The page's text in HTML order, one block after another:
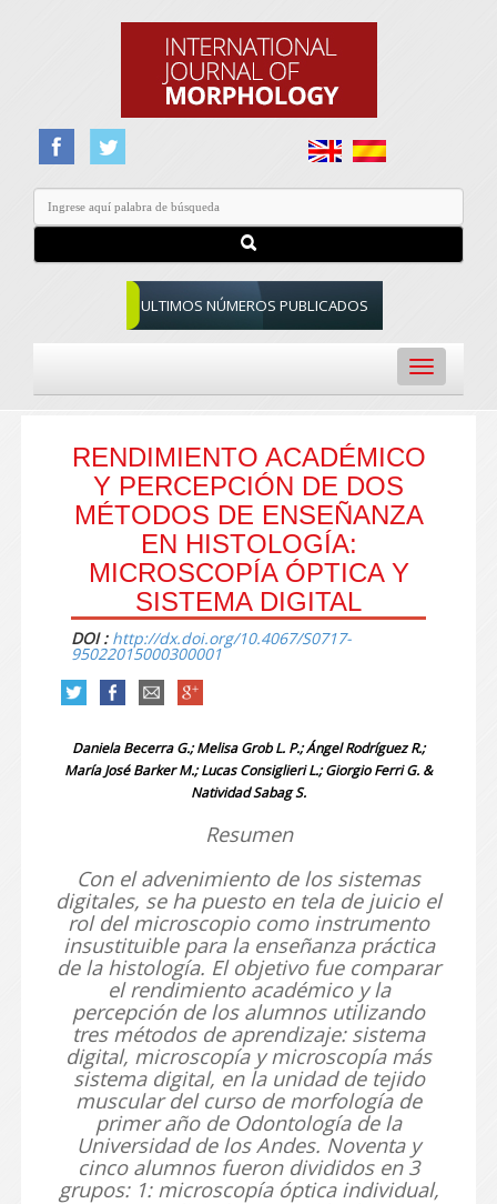
ULTIMOS NÚMEROS PUBLICADOS
Toggle
navigation
RENDIMIENTO ACADÉMICO
Y PERCEPCIÓN DE DOS
MÉTODOS DE ENSEÑANZA
EN HISTOLOGÍA:
MICROSCOPÍA ÓPTICA Y
SISTEMA DIGITAL
DOI : http://dx.doi.org/10.4067/S0717-
95022015000300001
Daniela Becerra G.; Melisa Grob L. P.; Ángel Rodríguez R.;
María José Barker M.; Lucas Consiglieri L.; Giorgio Ferri G. &
Natividad Sabag S.
Resumen
Con el advenimiento de los sistemas
digitales, se ha puesto en tela de juicio el
rol del microscopio como instrumento
insustituible para la enseñanza práctica
de la histología. El objetivo fue comparar
el rendimiento académico y la
percepción de los alumnos utilizando
tres métodos de aprendizaje: sistema
digital, microscopía y microscopía más
sistema digital, en la unidad de tejido
muscular del curso de morfología de
primer año de Odontología de la
Universidad de los Andes. Noventa y
cinco alumnos fueron divididos en 3
grupos: 1: microscopía óptica individual,